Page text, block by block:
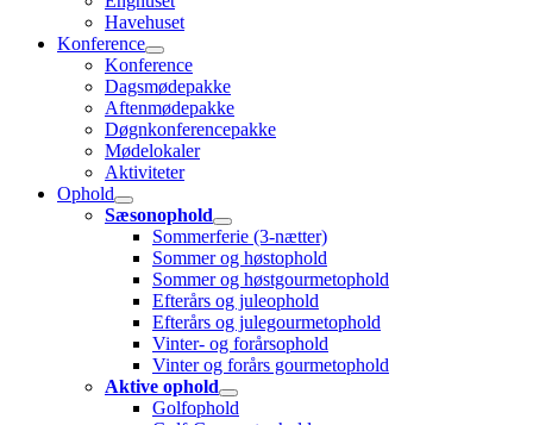
Havehuset
Konference
Konference
Dagsmødepakke
Aftenmødepakke
Døgnkonferencepakke
Mødelokaler
Aktiviteter
Ophold
Sæsonophold
Sommerferie (3-nætter)
Sommer og høstophold
Sommer og høstgourmetophold
Efterårs og juleophold
Efterårs og julegourmetophold
Vinter- og forårsophold
Vinter og forårs gourmetophold
Aktive ophold
Golfophold